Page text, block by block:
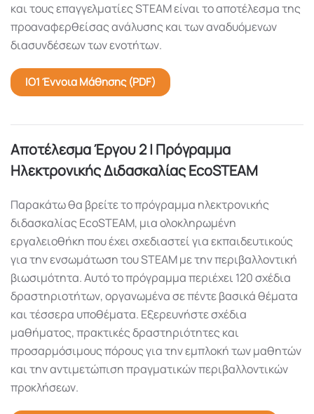
και τους επαγγελματίες STEAM είναι το αποτέλεσμα της
προαναφερθείσας ανάλυσης και των αναδυόμενων
διασυνδέσεων των ενοτήτων.
IO1 Έννοια Μάθησης (PDF)
Αποτέλεσμα Έργου 2 | Πρόγραμμα
Ηλεκτρονικής Διδασκαλίας EcoSTEAM
Παρακάτω θα βρείτε το πρόγραμμα ηλεκτρονικής
διδασκαλίας EcoSTEAM, μια ολοκληρωμένη
εργαλειοθήκη που έχει σχεδιαστεί για εκπαιδευτικούς
για την ενσωμάτωση του STEAM με την περιβαλλοντική
βιωσιμότητα. Αυτό το πρόγραμμα περιέχει 120 σχέδια
δραστηριοτήτων, οργανωμένα σε πέντε βασικά θέματα
και τέσσερα υποθέματα. Εξερευνήστε σχέδια
μαθήματος, πρακτικές δραστηριότητες και
προσαρμόσιμους πόρους για την εμπλοκή των μαθητών
και την αντιμετώπιση πραγματικών περιβαλλοντικών
προκλήσεων.